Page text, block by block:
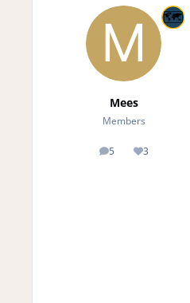
Mees
Members
5
posts 3
Reputation